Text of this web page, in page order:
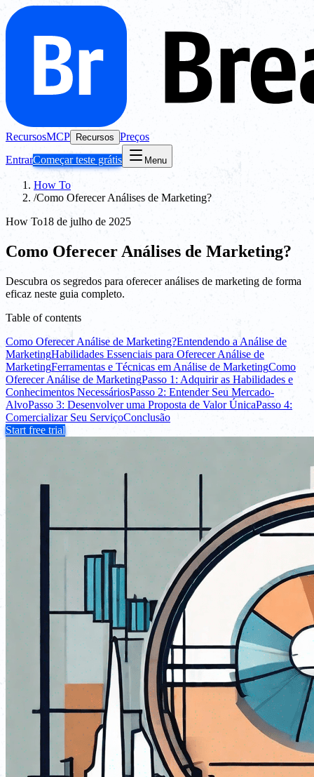
RecursosMCP Recursos Preços
EntrarComeçar teste grátis Menu
How To
/Como Oferecer Análises de Marketing?
How To18 de julho de 2025
Como Oferecer Análises de Marketing?
Descubra os segredos para oferecer análises de marketing de forma
eficaz neste guia completo.
Table of contents
Como Oferecer Análise de Marketing?Entendendo a Análise de
MarketingHabilidades Essenciais para Oferecer Análise de
MarketingFerramentas e Técnicas em Análise de MarketingComo
Oferecer Análise de MarketingPasso 1: Adquirir as Habilidades e
Conhecimentos NecessáriosPasso 2: Entender Seu Mercado-
AlvoPasso 3: Desenvolver uma Proposta de Valor ÚnicaPasso 4:
Comercializar Seu ServiçoConclusão
Start free trial